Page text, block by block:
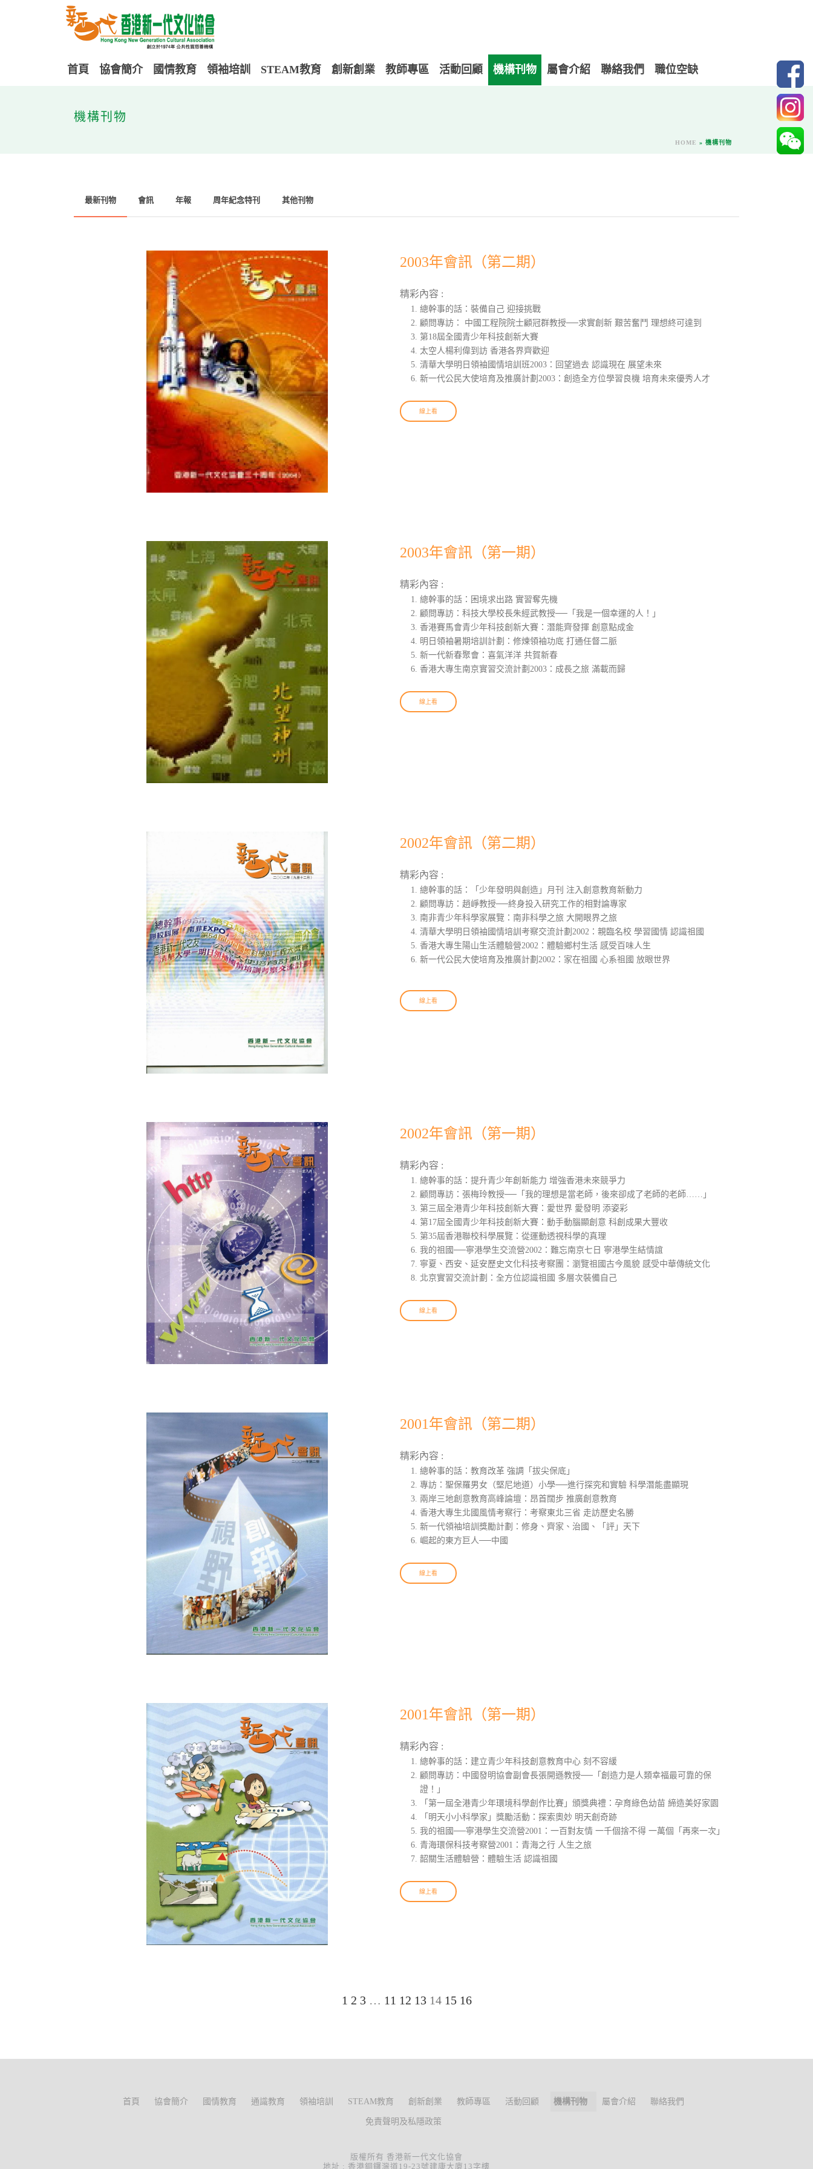
首頁 協會簡介 國情教育 領袖培訓 STEAM教育 創新創業 教師專區 活動回顧 機構刊物 屬會介紹 聯絡我們 職位空缺
機構刊物
HOME » 機構刊物
最新刊物 會訊 年報 周年紀念特刊 其他刊物
2003年會訊（第二期）
精彩內容 :
總幹事的話：裝備自己 迎接挑戰
顧問專訪： 中國工程院院士顧冠群教授──求實創新 艱苦奮鬥 理想終可達到
第18屆全國青少年科技創新大賽
太空人楊利偉到訪 香港各界齊歡迎
清華大學明日領袖國情培訓班2003：回望過去 認識現在 展望未來
新一代公民大使培育及推廣計劃2003：創造全方位學習良機 培育未來優秀人才
線上看
2003年會訊（第一期）
精彩內容 :
總幹事的話：困境求出路 實習奪先機
顧問專訪：科技大學校長朱經武教授──「我是一個幸運的人！」
香港賽馬會青少年科技創新大賽：潛能齊發揮 創意點成金
明日領袖暑期培訓計劃：修煉領袖功底 打通任督二脈
新一代新春聚會：喜氣洋洋 共賀新春
香港大專生南京實習交流計劃2003：成長之旅 滿載而歸
線上看
2002年會訊（第二期）
精彩內容 :
總幹事的話：「少年發明與創造」月刊 注入創意教育新動力
顧問專訪：趙崢教授──終身投入研究工作的相對論專家
南非青少年科學家展覽：南非科學之旅 大開眼界之旅
清華大學明日領袖國情培訓考察交流計劃2002：親臨名校 學習國情 認識祖國
香港大專生陽山生活體驗營2002：體驗鄉村生活 感受百味人生
新一代公民大使培育及推廣計劃2002：家在祖國 心系祖國 放眼世界
線上看
2002年會訊（第一期）
精彩內容 :
總幹事的話：提升青少年創新能力 增強香港未來競爭力
顧問專訪：張梅玲教授──「我的理想是當老師，後來卻成了老師的老師……」
第三屆全港青少年科技創新大賽：愛世界 愛發明 添姿彩
第17屆全國青少年科技創新大賽：動手動腦顯創意 科創成果大豐收
第35屆香港聯校科學展覽：從運動透視科學的真理
我的祖國──寧港學生交流營2002：難忘南京七日 寧港學生結情誼
寧夏、西安、延安歷史文化科技考察團：瀏覽祖國古今風貌 感受中華傳統文化
北京實習交流計劃：全方位認識祖國 多層次裝備自己
線上看
2001年會訊（第二期）
精彩內容 :
總幹事的話：教育改革 強調「拔尖保底」
專訪：聖保羅男女（堅尼地道）小學──進行探究和實驗 科學潛能盡顯現
兩岸三地創意教育高峰論壇：昂首闊步 推廣創意教育
香港大專生北國風情考察行：考察東北三省 走訪歷史名勝
新一代領袖培訓獎勵計劃：修身、齊家、治國、「評」天下
崛起的東方巨人──中國
線上看
2001年會訊（第一期）
精彩內容 :
總幹事的話：建立青少年科技創意教育中心 刻不容緩
顧問專訪：中國發明協會副會長張開遜教授──「創造力是人類幸福最可靠的保
證！」
「第一屆全港青少年環境科學創作比賽」頒獎典禮：孕育綠色幼苗 締造美好家園
「明天小小科學家」獎勵活動：探索奧妙 明天創奇跡
我的祖國──寧港學生交流營2001：一百對友情 一千個捨不得 一萬個「再來一次」
青海環保科技考察營2001：青海之行 人生之旅
韶關生活體驗營：體驗生活 認識祖國
線上看
1 2 3 … 11 12 13 14 15 16
首頁 協會簡介 國情教育 通識教育 領袖培訓 STEAM教育 創新創業 教師專區 活動回顧 機構刊物 屬會介紹 聯絡我們
免責聲明及私隱政策
版權所有 香港新一代文化協會
地址 : 香港銅鑼灣道19-23號建康大廈13字樓